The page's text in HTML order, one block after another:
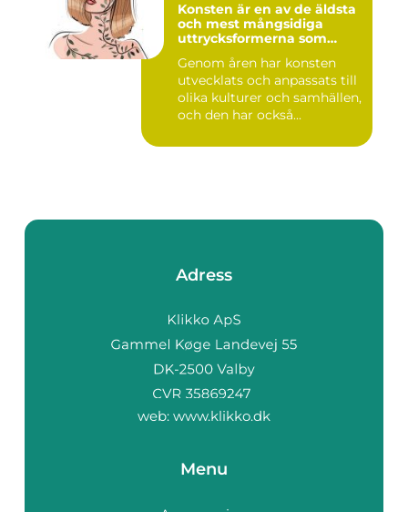
Konsten är en av de äldsta
och mest mångsidiga
uttrycksformerna som
Genom åren har konsten
utvecklats och anpassats till
olika kulturer och samhällen,
och den har också...
Adress
web: www.klikko.dk
Menu